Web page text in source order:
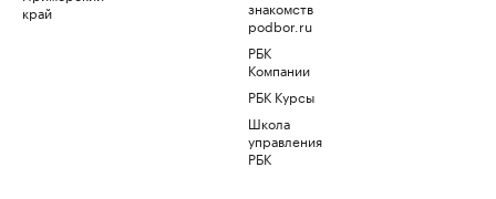
край
знакомств
podbor.ru
РБК
Компании
РБК Курсы
Школа
управления
РБК